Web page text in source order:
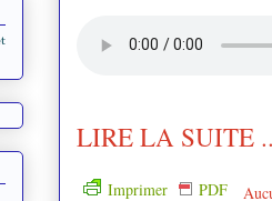
LIRE LA SUITE
Imprimer PDF